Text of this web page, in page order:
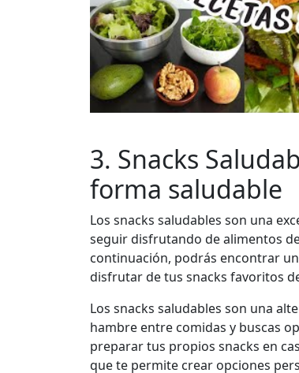
3. Snacks
forma saludable
Los snacks saludables son una
seguir disfrutando de alimentos
continuación, podrás encontrar
disfrutar de tus snacks favoritos
Los snacks saludables son una
hambre entre comidas y buscas
preparar tus propios snacks en
que te permite crear opciones